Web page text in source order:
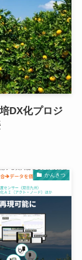
DX化プロジ
かんきつ